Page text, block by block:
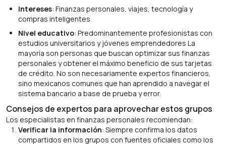
Intereses: Finanzas personales, viajes, tecnología y
compras inteligentes
Nivel educativo: Predominantemente profesionistas con
estudios universitarios y jóvenes emprendedores La
mayoría son personas que buscan optimizar sus finanzas
personales y obtener el máximo beneficio de sus tarjetas
de crédito. No son necesariamente expertos financieros,
sino mexicanos comunes que han aprendido a navegar el
sistema bancario a base de prueba y error.
Consejos de expertos para aprovechar estos grupos
Los especialistas en finanzas personales recomiendan:
Verificar la información: Siempre confirma los datos
compartidos en los grupos con fuentes oficiales como los